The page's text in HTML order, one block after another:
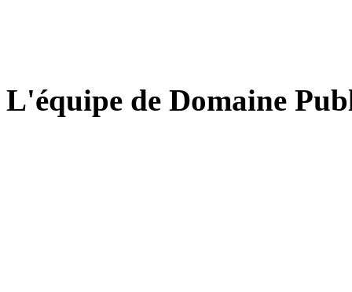
L'équipe de Domaine